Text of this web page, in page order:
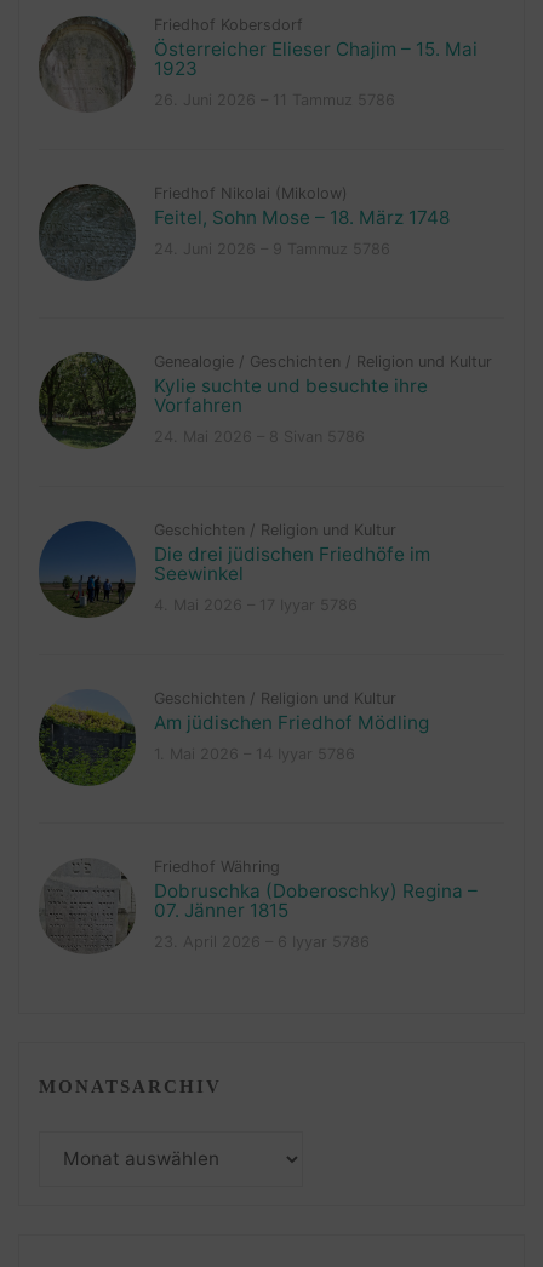
Friedhof Kobersdorf
Österreicher Elieser Chajim – 15. Mai
1923
Friedhof Nikolai (Mikolow)
Feitel, Sohn Mose – 18. März 1748
Genealogie / Geschichten / Religion und Kultur
Kylie suchte und besuchte ihre
Vorfahren
Geschichten / Religion und Kultur
Die drei jüdischen Friedhöfe im
Seewinkel
Geschichten / Religion und Kultur
Am jüdischen Friedhof Mödling
Friedhof Währing
Dobruschka (Doberoschky) Regina –
07. Jänner 1815
MONATSARCHIV